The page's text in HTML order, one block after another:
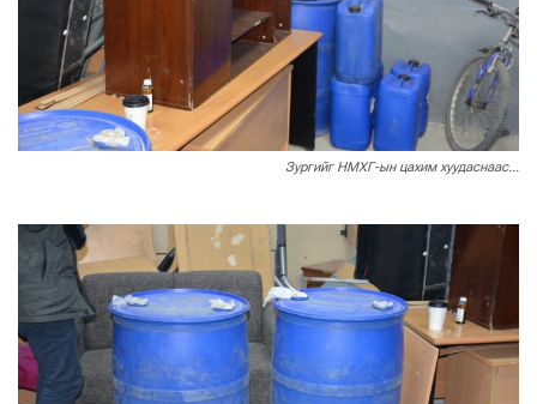
Зургийг НМХГ-ын цахим хуудаснаас...